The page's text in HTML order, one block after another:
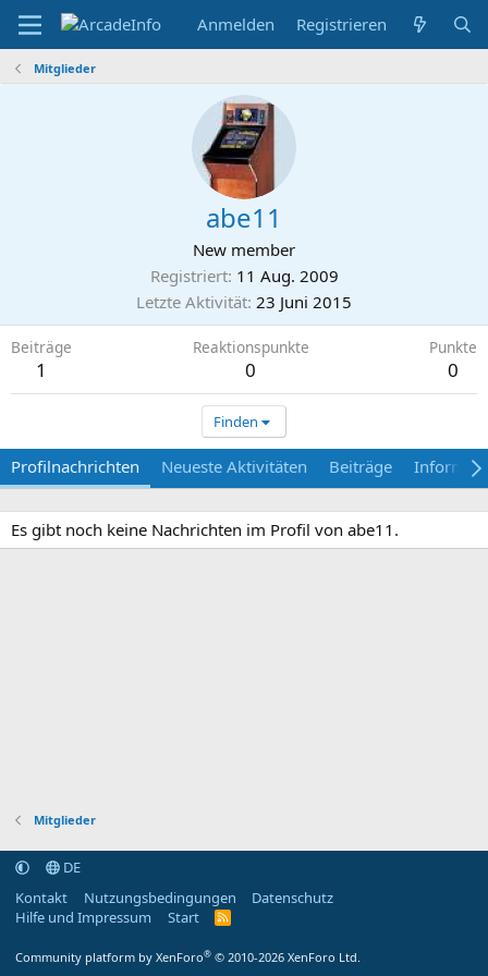
Anmelden Registrieren
Mitglieder
abe11
New member
Registriert 11 Aug. 2009
Letzte Aktivität 23 Juni 2015
Beiträge
1
Reaktionspunkte
0
Punkte
0
Finden
Profilnachrichten Neueste Aktivitäten Beiträge
Es gibt noch keine Nachrichten im Profil von abe11.
Mitglieder
DE
Kontakt
Nutzungsbedingungen
Datenschutz
Hilfe und Impressum
Start
R
Community platform by XenForo® © 2010-2026 XenForo Ltd.